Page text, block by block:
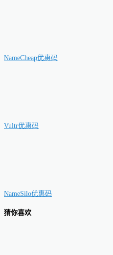
NameCheap优惠码
Vultr优惠码
NameSilo优惠码
猜你喜欢